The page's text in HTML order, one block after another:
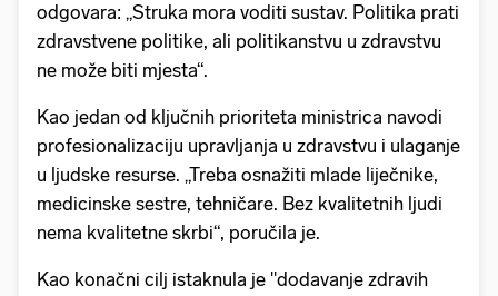
odgovara: „Struka mora voditi sustav. Politika prati
zdravstvene politike, ali politikanstvu u zdravstvu
ne može biti mjesta“.
Kao jedan od ključnih prioriteta ministrica navodi
profesionalizaciju upravljanja u zdravstvu i ulaganje
u ljudske resurse. „Treba osnažiti mlade liječnike,
medicinske sestre, tehničare. Bez kvalitetnih ljudi
nema kvalitetne skrbi“, poručila je.
Kao konačni cilj istaknula je "dodavanje zdravih